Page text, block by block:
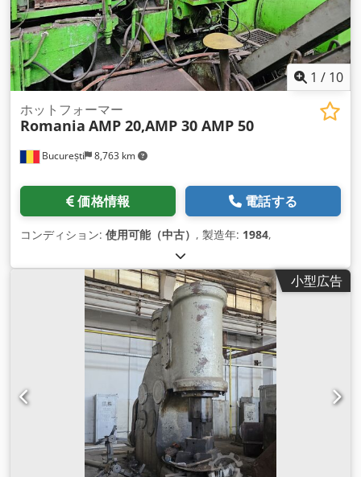
1 / 10
București 8,763 km
ホットフォーマー
Romania AMP 20,AMP 30 AMP 50
価格情報 電話する
コンディション: 使用可能（中古） , 製造年: 1984,
小型広告